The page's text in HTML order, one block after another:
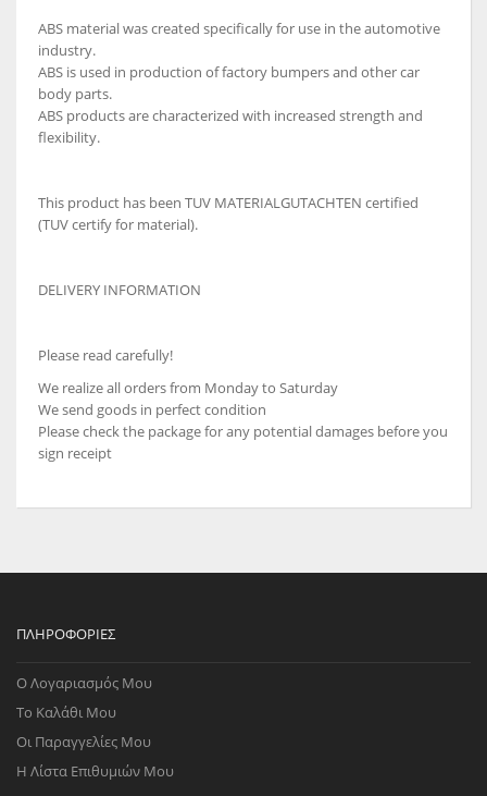
ABS material was created specifically for use in the automotive
industry.
ABS is used in production of factory bumpers and other car
body parts.
ABS products are characterized with increased strength and
flexibility.
This product has been TUV MATERIALGUTACHTEN certified
(TUV certify for material).
DELIVERY INFORMATION
Please read carefully!
We realize all orders from Monday to Saturday
We send goods in perfect condition
Please check the package for any potential damages before you
sign receipt
ΠΛΗΡΟΦΟΡΊΕΣ
Ο Λογαριασμός Μου
Το Καλάθι Μου
Οι Παραγγελίες Μου
Η Λίστα Επιθυμιών Μου